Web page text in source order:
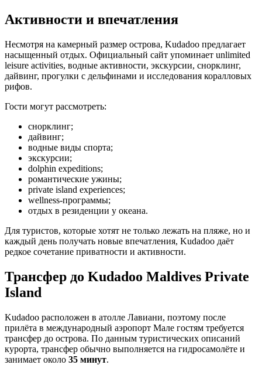
Активности и впечатления
Несмотря на камерный размер острова, Kudadoo предлагает
насыщенный отдых. Официальный сайт упоминает unlimited
leisure activities, водные активности, экскурсии, снорклинг,
дайвинг, прогулки с дельфинами и исследования коралловых
рифов.
Гости могут рассмотреть:
снорклинг;
дайвинг;
водные виды спорта;
экскурсии;
dolphin expeditions;
романтические ужины;
private island experiences;
wellness-программы;
отдых в резиденции у океана.
Для туристов, которые хотят не только лежать на пляже, но и
каждый день получать новые впечатления, Kudadoo даёт
редкое сочетание приватности и активности.
Трансфер до Kudadoo Maldives Private
Island
Kudadoo расположен в атолле Лавиани, поэтому после
прилёта в международный аэропорт Мале гостям требуется
трансфер до острова. По данным туристических описаний
курорта, трансфер обычно выполняется на гидросамолёте и
занимает около 35 минут.